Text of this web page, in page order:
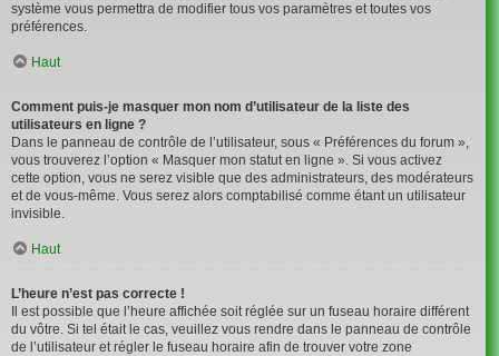
système vous permettra de modifier tous vos paramètres et toutes vos
préférences.
Haut
Comment puis-je masquer mon nom d’utilisateur de la liste des
utilisateurs en ligne ?
Dans le panneau de contrôle de l’utilisateur, sous « Préférences du forum »,
vous trouverez l’option « Masquer mon statut en ligne ». Si vous activez
cette option, vous ne serez visible que des administrateurs, des modérateurs
et de vous-même. Vous serez alors comptabilisé comme étant un utilisateur
invisible.
Haut
L’heure n’est pas correcte !
Il est possible que l’heure affichée soit réglée sur un fuseau horaire différent
du vôtre. Si tel était le cas, veuillez vous rendre dans le panneau de contrôle
de l’utilisateur et régler le fuseau horaire afin de trouver votre zone